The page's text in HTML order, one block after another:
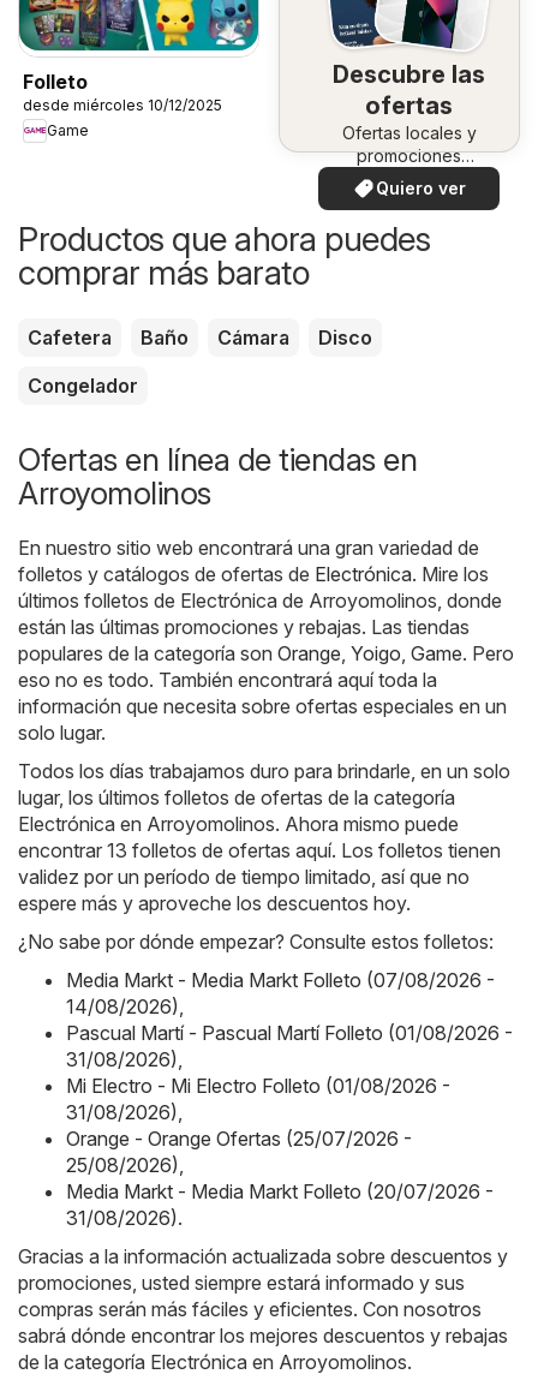
Folleto
desde miércoles 10/12/2025
Game
Descubre las
ofertas
Ofertas locales y
promociones
especiales.
Quiero ver
Productos que ahora puedes
comprar más barato
Cafetera Baño Cámara
Disco
Congelador
Ofertas en línea de tiendas en
Arroyomolinos
En nuestro sitio web encontrará una gran variedad de
folletos y catálogos de ofertas de Electrónica. Mire los
últimos folletos de Electrónica de Arroyomolinos, donde
están las últimas promociones y rebajas. Las tiendas
populares de la categoría son Orange Yoigo Game. Pero
eso no es todo. También encontrará aquí toda la
información que necesita sobre ofertas especiales en un
solo lugar.
Todos los días trabajamos duro para brindarle, en un solo
lugar, los últimos folletos de ofertas de la categoría
Electrónica en Arroyomolinos. Ahora mismo puede
encontrar 13 folletos de ofertas aquí. Los folletos tienen
validez por un período de tiempo limitado, así que no
espere más y aproveche los descuentos hoy.
¿No sabe por dónde empezar? Consulte estos folletos:
Media Markt - Media Markt Folleto (07/08/2026 -
14/08/2026)
Pascual Martí - Pascual Martí Folleto (01/08/2026 -
31/08/2026)
Mi Electro - Mi Electro Folleto (01/08/2026 -
31/08/2026)
Orange - Orange Ofertas (25/07/2026 -
25/08/2026)
Media Markt - Media Markt Folleto (20/07/2026 -
31/08/2026).
Gracias a la información actualizada sobre descuentos y
promociones, usted siempre estará informado y sus
compras serán más fáciles y eficientes. Con nosotros
sabrá dónde encontrar los mejores descuentos y rebajas
de la categoría Electrónica en Arroyomolinos.